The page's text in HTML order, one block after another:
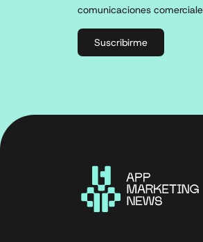
comunicaciones
Suscribirme